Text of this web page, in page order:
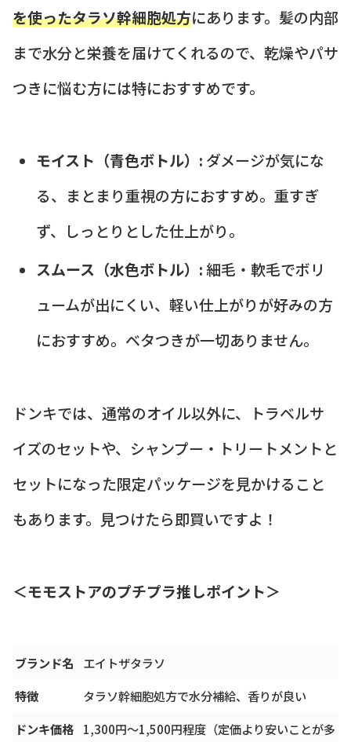
を使ったタラソ幹細胞処方にあります。髪の内部
まで水分と栄養を届けてくれるので、乾燥やパサ
つきに悩む方には特におすすめです。
モイスト（青色ボトル）: ダメージが気にな
る、まとまり重視の方におすすめ。重すぎ
ず、しっとりとした仕上がり。
スムース（水色ボトル）:細毛・軟毛でボリ
ュームが出にくい、軽い仕上がりが好みの方
におすすめ。ベタつきが一切ありません。
ドンキでは、通常のオイル以外に、トラベルサ
イズのセットや、シャンプー・トリートメントと
セットになった限定パッケージを見かけること
もあります。見つけたら即買いですよ！
＜モモストアのプチプラ推しポイント＞
ブランド名
エイトザタラソ
特徴
タラソ幹細胞処方で水分補給、香りが良い
ドンキ価格 1,300円〜1,500円程度（定価より安いことが多